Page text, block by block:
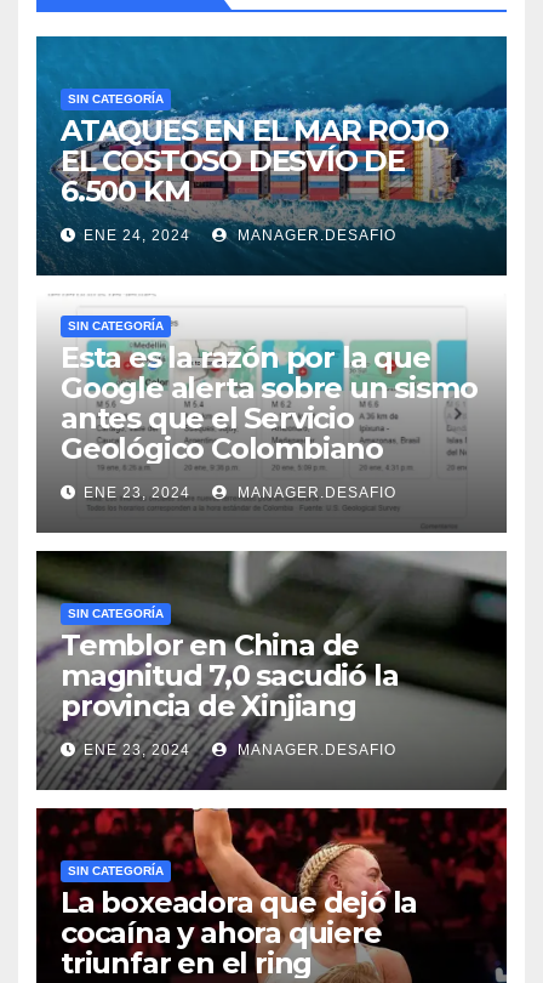
SIN CATEGORÍA
ATAQUES EN EL MAR ROJO
EL COSTOSO DESVÍO DE
6.500 KM
ENE 24, 2024 MANAGER.DESAFIO
SIN CATEGORÍA
Esta es la razón por la que
Google alerta sobre un sismo
antes que el Servicio
Geológico Colombiano
ENE 23, 2024 MANAGER.DESAFIO
SIN CATEGORÍA
Temblor en China de
magnitud 7,0 sacudió la
provincia de Xinjiang
ENE 23, 2024 MANAGER.DESAFIO
SIN CATEGORÍA
La boxeadora que dejó la
cocaína y ahora quiere
triunfar en el ring​